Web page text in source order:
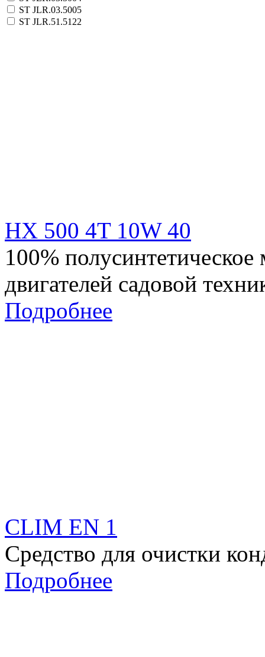
ST JLR.03.5005
ST JLR.51.5122
HX 500 4T 10W 40
100%
двигателей садовой
Подробнее
CLIM EN 1
Средство для очистки
Подробнее